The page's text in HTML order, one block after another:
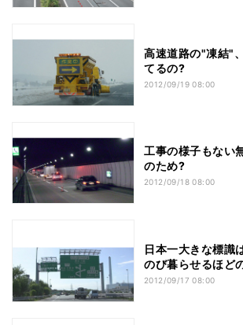
高速道路の"凍結"
てるの?
2012/09/19 08:00
工事の様子もない
のため?
2012/09/18 08:00
日本一大きな標識
のび暮らせるほど
2012/09/17 08:00